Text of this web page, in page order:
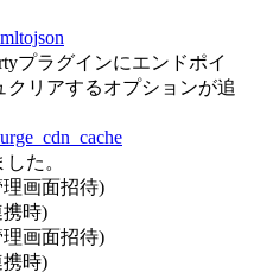
プラグインにエンドポイ
リアするオプションが追
た。
画面招待)
携時)
画面招待)
携時)